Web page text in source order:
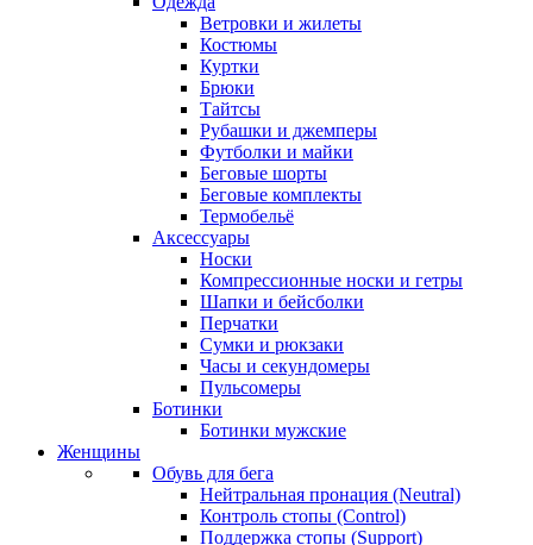
Ветровки и жилеты
Костюмы
Куртки
Брюки
Тайтсы
Рубашки и джемперы
Футболки и майки
Беговые шорты
Беговые комплекты
Термобельё
Аксессуары
Носки
Компрессионные носки и гетры
Шапки и бейсболки
Перчатки
Сумки и рюкзаки
Часы и секундомеры
Пульсомеры
Ботинки
Ботинки мужские
Женщины
Обувь для бега
Нейтральная пронация (Neutral)
Контроль стопы (Control)
Поддержка стопы (Support)